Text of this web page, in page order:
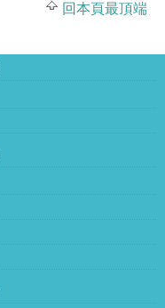
回本頁最頂端